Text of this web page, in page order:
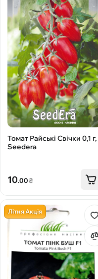
Томат Райські Свічки 0,1 г,
Seedera
10.00₴
Літня Акція